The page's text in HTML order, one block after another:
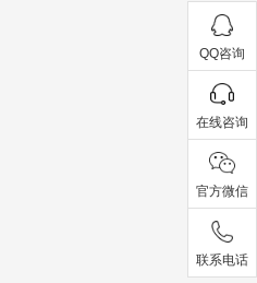
QQ咨询
在线咨询
官方微信
联系电话